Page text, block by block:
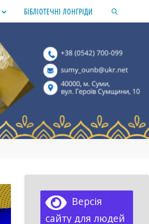
БІБЛІОТЕЧНІ ЛОНГРІДИ
Версія
сайту для людей